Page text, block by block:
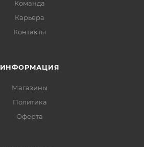
Команда
Карьера
Контакты
ИНФОРМАЦИЯ
Магазины
Политика
Офертa